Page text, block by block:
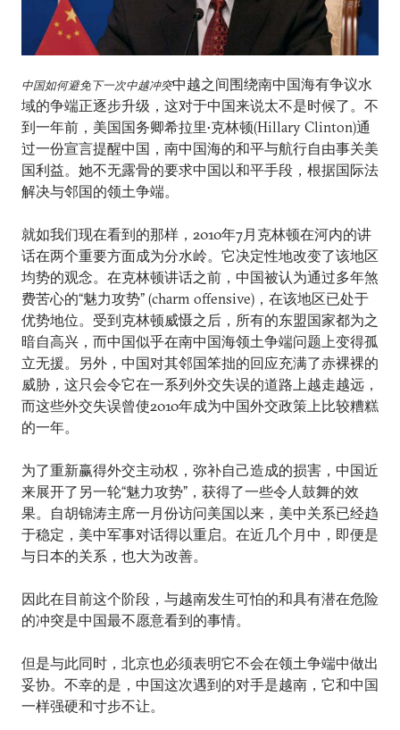
中国如何避免下一次中越冲突中越之间围绕南中国海有争议水
域的争端正逐步升级，这对于中国来说太不是时候了。不
到一年前，美国国务卿希拉里•克林顿(Hillary Clinton)通
过一份宣言提醒中国，南中国海的和平与航行自由事关美
国利益。她不无露骨的要求中国以和平手段，根据国际法
解决与邻国的领土争端。
就如我们现在看到的那样，2010年7月克林顿在河内的讲
话在两个重要方面成为分水岭。它决定性地改变了该地区
均势的观念。在克林顿讲话之前，中国被认为通过多年煞
费苦心的“魅力攻势” (charm offensive)，在该地区已处于
优势地位。受到克林顿威慑之后，所有的东盟国家都为之
暗自高兴，而中国似乎在南中国海领土争端问题上变得孤
立无援。另外，中国对其邻国笨拙的回应充满了赤裸裸的
威胁，这只会令它在一系列外交失误的道路上越走越远，
而这些外交失误曾使2010年成为中国外交政策上比较糟糕
的一年。
为了重新赢得外交主动权，弥补自己造成的损害，中国近
来展开了另一轮“魅力攻势”，获得了一些令人鼓舞的效
果。自胡锦涛主席一月份访问美国以来，美中关系已经趋
于稳定，美中军事对话得以重启。在近几个月中，即便是
与日本的关系，也大为改善。
因此在目前这个阶段，与越南发生可怕的和具有潜在危险
的冲突是中国最不愿意看到的事情。
但是与此同时，北京也必须表明它不会在领土争端中做出
妥协。不幸的是，中国这次遇到的对手是越南，它和中国
一样强硬和寸步不让。